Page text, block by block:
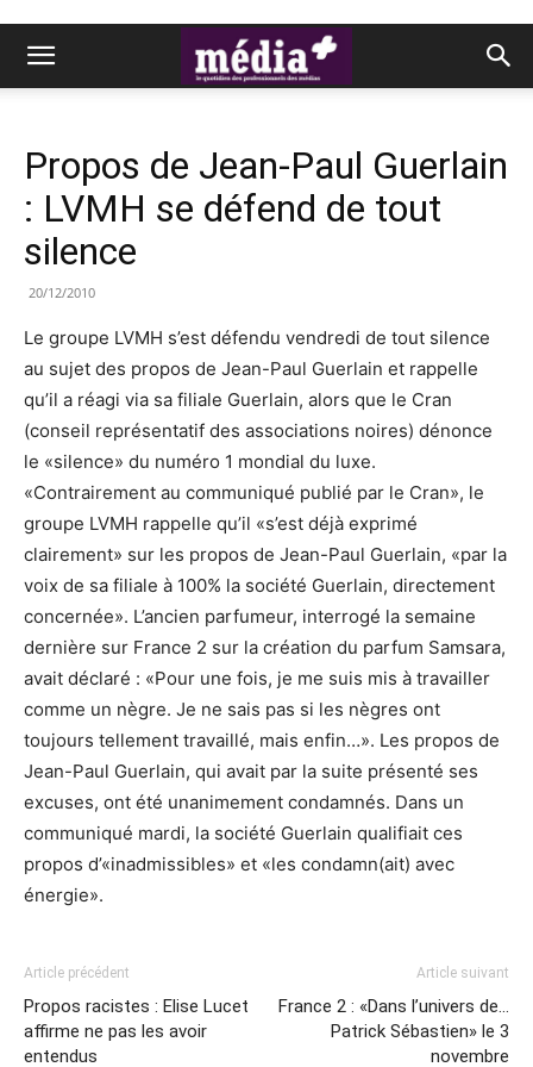
Propos de Jean-Paul Guerlain
: LVMH se défend de tout
silence
20/12/2010
Le groupe LVMH s’est défendu vendredi de tout silence
au sujet des propos de Jean-Paul Guerlain et rappelle
qu’il a réagi via sa filiale Guerlain, alors que le Cran
(conseil représentatif des associations noires) dénonce
le «silence» du numéro 1 mondial du luxe.
«Contrairement au communiqué publié par le Cran», le
groupe LVMH rappelle qu’il «s’est déjà exprimé
clairement» sur les propos de Jean-Paul Guerlain, «par la
voix de sa filiale à 100% la société Guerlain, directement
concernée». L’ancien parfumeur, interrogé la semaine
dernière sur France 2 sur la création du parfum Samsara,
avait déclaré : «Pour une fois, je me suis mis à travailler
comme un nègre. Je ne sais pas si les nègres ont
toujours tellement travaillé, mais enfin…». Les propos de
Jean-Paul Guerlain, qui avait par la suite présenté ses
excuses, ont été unanimement condamnés. Dans un
communiqué mardi, la société Guerlain qualifiait ces
propos d’«inadmissibles» et «les condamn(ait) avec
énergie».
Article précédent
Propos racistes : Elise Lucet
affirme ne pas les avoir
entendus
Article suivant
France 2 : «Dans l’univers de…
Patrick Sébastien» le 3
novembre